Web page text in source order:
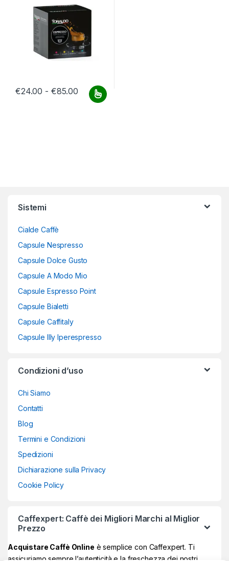
€24.00 - €85.00Fascia di prezzo: da €24.00 a €85.00
Questo prodotto ha più varianti. Le opzioni possono essere
Sistemi
Cialde Caffè
Capsule Nespresso
Capsule Dolce Gusto
Capsule A Modo Mio
Capsule Espresso Point
Capsule Bialetti
Capsule Caffitaly
Capsule Illy Iperespresso
Condizioni d’uso
Chi Siamo
Contatti
Blog
Termini e Condizioni
Spedizioni
Dichiarazione sulla Privacy
Cookie Policy
Caffexpert: Caffè dei Migliori Marchi al Miglior
Prezzo
Acquistare Caffè Online è semplice con Caffexpert. Ti
assicuriamo sempre l’autenticità e la freschezza dei nostri